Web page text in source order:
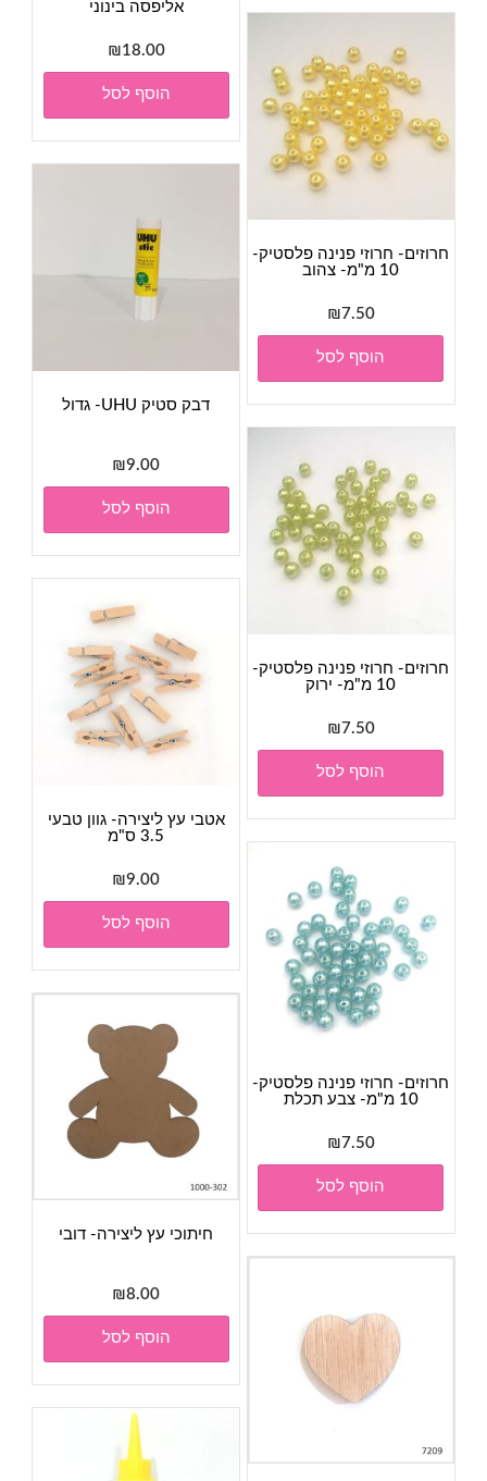
אליפסה בינוני
₪18.00
הוסף לסל
חרוזים- חרוזי פנינה פלסטיק-
10 מ"מ- צהוב
₪7.50
הוסף לסל
דבק סטיק UHU- גדול
₪9.00
הוסף לסל
חרוזים- חרוזי פנינה פלסטיק-
10 מ"מ- ירוק
₪7.50
הוסף לסל
אטבי עץ ליצירה- גוון טבעי
3.5 ס"מ
₪9.00
הוסף לסל
חרוזים- חרוזי פנינה פלסטיק-
10 מ"מ- צבע תכלת
₪7.50
הוסף לסל
חיתוכי עץ ליצירה- דובי
₪8.00
הוסף לסל